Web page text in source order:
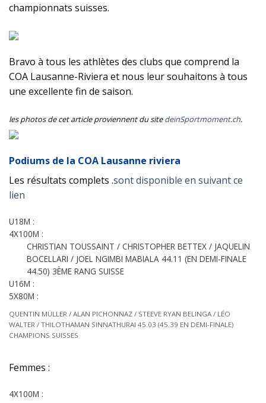
championnats suisses.
Bravo à tous les athlètes des clubs que comprend la
COA Lausanne-Riviera et nous leur souhaitons à tous
une excellente fin de saison.
les photos de cet article proviennent du sitedeinSportmoment.ch.
Podiums de la COA Lausanne riviera
Les résultats complets .sont disponible en suivant ce
lien
U18M :
4X100M :
CHRISTIAN TOUSSAINT / CHRISTOPHER BETTEX / JAQUELIN
BOCELLARI / JOEL NGIMBI MABIALA 44.11 (EN DEMI-FINALE
44.50) 3ÈME RANG SUISSE
U16M :
5X80M :
QUENTIN MÜLLER / ALAN PICHONNAZ / STEEVE RYAN BELINGA / LÉO
WALTER / THILOTHAMAN SINNATHURAI 45.03 (45.39 EN DEMI-FINALE)
CHAMPIONS SUISSES
Femmes :
4X100M :